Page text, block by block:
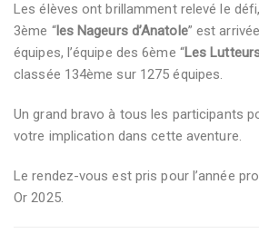
Les élèves ont brillamment relevé le
3ème “les Nageurs d’Anatole” est
équipes, l’équipe des 6ème “Les
classée 134ème sur 1275 équipes.
Un grand bravo à tous les participants
votre implication dans cette aventure.
Le rendez-vous est pris pour l’année
Or 2025.